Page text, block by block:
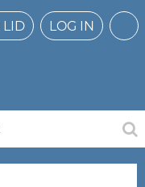
LID LOG IN